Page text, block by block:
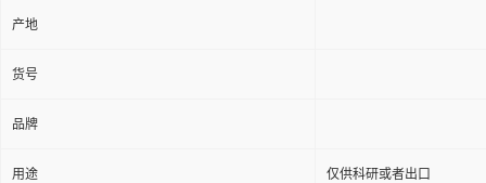
产地
货号
品牌
用途 仅供科研或者出口